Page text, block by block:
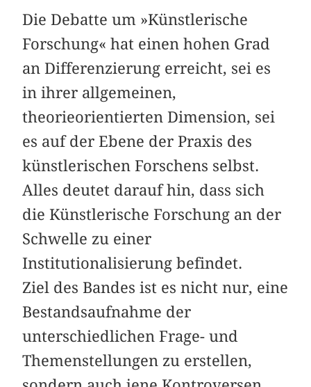
Die Debatte um »Künstlerische
Forschung« hat einen hohen Grad
an Differenzierung erreicht, sei es
in ihrer allgemeinen,
theorieorientierten Dimension, sei
es auf der Ebene der Praxis des
künstlerischen Forschens selbst.
Alles deutet darauf hin, dass sich
die Künstlerische Forschung an der
Schwelle zu einer
Institutionalisierung befindet.
Ziel des Bandes ist es nicht nur, eine
Bestandsaufnahme der
unterschiedlichen Frage- und
Themenstellungen zu erstellen,